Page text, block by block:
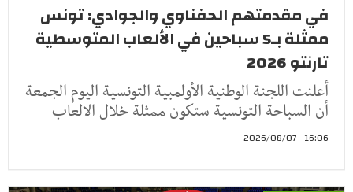
في مقدمتهم الحفناوي والجوادي: تونس
ممثلة بـ5 سباحين في الألعاب المتوسطية
تارنتو 2026
أعلنت اللجنة الوطنية الأولمبية التونسية اليوم الجمعة
أن السباحة التونسية ستكون ممثلة خلال الالعاب
16:06 - 2026/08/07